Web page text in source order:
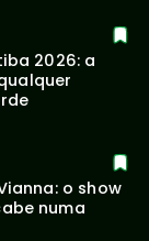
2026: a
o show
numa